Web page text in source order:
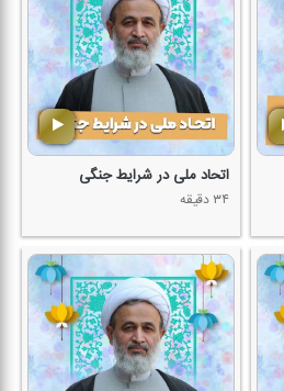
اتحاد ملی در شرایط جنگی
۳۴ دقیقه